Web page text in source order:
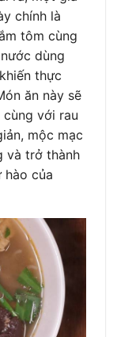
chính là
tôm cùng
dùng
thực
ăn này sẽ
với rau
mộc mạc
và trở thành
hào của